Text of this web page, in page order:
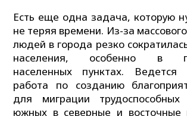
Есть еще одна задача, которую
не теряя времени. Из-за
людей в города резко
населения, особенно в
населенных пунктах. Ведется
работа по созданию
для миграции
южных в северные и восточные